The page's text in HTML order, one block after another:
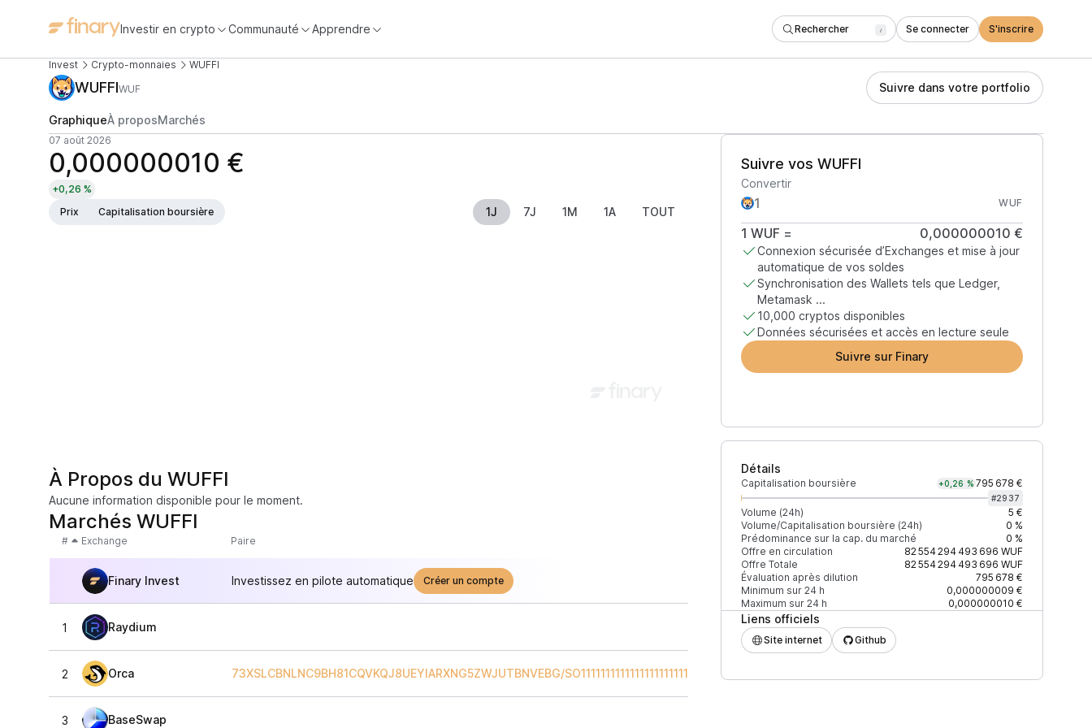
Investir en crypto Communauté Apprendre Rechercher / Se connecter S'inscrire
Invest Crypto-monnaies WUFFI
WUFFIWUF Suivre dans votre portfolio
GraphiqueÀ proposMarchés
07 août 2026
0,000000010 €
+0,26 %
Prix
Capitalisation boursière 1J 7J 1M 1A TOUT
Suivre vos WUFFI
Convertir
WUF
1 WUF = 0,000000010 €
Connexion sécurisée d’Exchanges et mise à jour
automatique de vos soldes
Synchronisation des Wallets tels que Ledger,
Metamask ...
10,000 cryptos disponibles
Données sécurisées et accès en lecture seule
Suivre sur Finary
Détails
Capitalisation boursière +0,26 % 795 678 €
#2937
Volume (24h)
5 €
Volume/Capitalisation boursière (24h)
0 %
Prédominance sur la cap. du marché
0 %
Offre en circulation
82 554 294 493 696 WUF
Offre Totale
82 554 294 493 696 WUF
Évaluation après dilution
795 678 €
Minimum sur 24 h
0,000000009 €
Maximum sur 24 h
0,000000010 €
Liens officiels
Site internet Github
À Propos du WUFFI
Aucune information disponible pour le moment.
Marchés WUFFI
# Exchange Paire Prix
Finary Invest Investissez en pilote automatique Créer un compte
1 Raydium 0,00000001 $
2 Orca 73XSLCBNLNC9BH81CQVKQJ8UEYIARXNG5ZWJUTBNVEBG/SO11111111111111111111111111111111111111112
3 BaseSwap